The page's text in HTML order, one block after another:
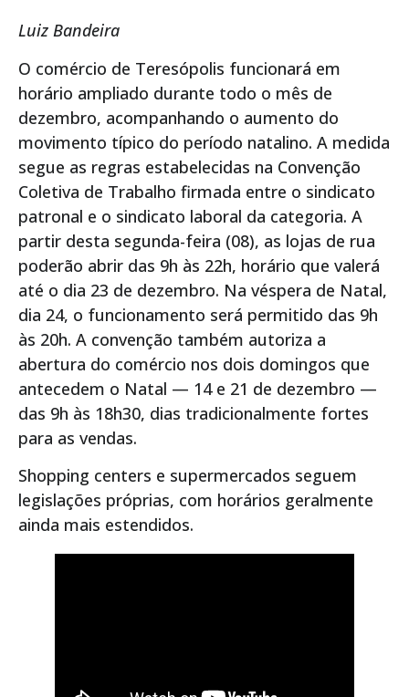
Luiz Bandeira
O comércio de Teresópolis funcionará em
horário ampliado durante todo o mês de
dezembro, acompanhando o aumento do
movimento típico do período natalino. A medida
segue as regras estabelecidas na Convenção
Coletiva de Trabalho firmada entre o sindicato
patronal e o sindicato laboral da categoria. A
partir desta segunda-feira (08), as lojas de rua
poderão abrir das 9h às 22h, horário que valerá
até o dia 23 de dezembro. Na véspera de Natal,
dia 24, o funcionamento será permitido das 9h
às 20h. A convenção também autoriza a
abertura do comércio nos dois domingos que
antecedem o Natal — 14 e 21 de dezembro —
das 9h às 18h30, dias tradicionalmente fortes
para as vendas.
Shopping centers e supermercados seguem
legislações próprias, com horários geralmente
ainda mais estendidos.